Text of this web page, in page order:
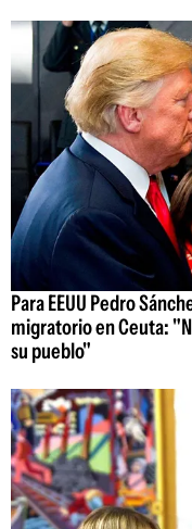
Para EEUU Pedro
migratorio en Ceuta:
su pueblo"